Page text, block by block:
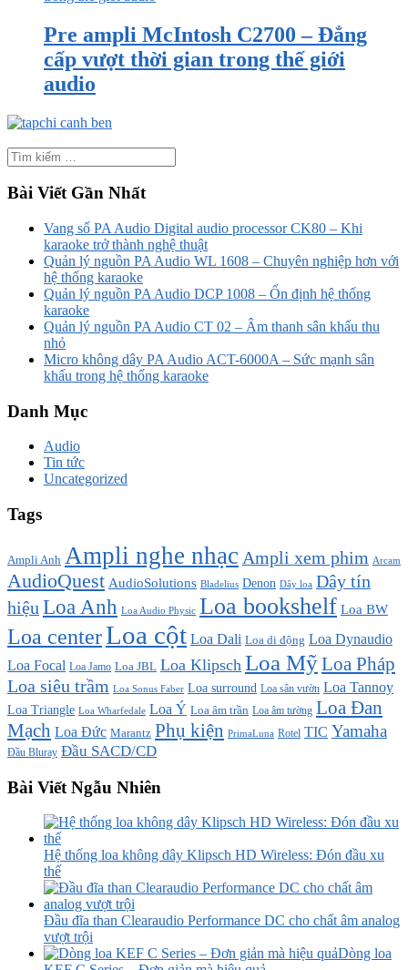
Pre ampli McIntosh C2700 – Đẳng
cấp vượt thời gian trong thế giới
audio
Bài Viết Gần Nhất
Vang số PA Audio Digital audio processor CK80 – Khi
karaoke trở thành nghệ thuật
Quản lý nguồn PA Audio WL 1608 – Chuyên nghiệp hơn với
hệ thống karaoke
Quản lý nguồn PA Audio DCP 1008 – Ổn định hệ thống
karaoke
Quản lý nguồn PA Audio CT 02 – Âm thanh sân khấu thu
nhỏ
Micro không dây PA Audio ACT-6000A – Sức mạnh sân
khấu trong hệ thống karaoke
Danh Mục
Audio
Tin tức
Uncategorized
Tags
Ampli Anh Ampli nghe nhạc Ampli xem phim Arcam
AudioQuest AudioSolutions Bladelius Denon Dây loa Dây tín
hiệu Loa Anh Loa Audio Physic Loa bookshelf Loa BW
Loa centerLoa cột Loa Dali Loa di động Loa Dynaudio
Loa Focal Loa Jamo Loa JBL Loa Klipsch Loa MỹLoa Pháp
Loa siêu trầm Loa Sonus Faber Loa surround Loa sân vườn Loa Tannoy
Loa Triangle Loa Wharfedale Loa Ý Loa âm trần Loa âm tường Loa Đan
Mạch Loa Đức Marantz Phụ kiện PrimaLuna Rotel TIC Yamaha
Đầu Bluray Đầu SACD/CD
Bài Viết Ngẫu Nhiên
Hệ thống loa không dây Klipsch HD Wireless: Đón đầu xu
thế
Đầu đĩa than Clearaudio Performance DC cho chất âm analog
vượt trội
Dòng loa